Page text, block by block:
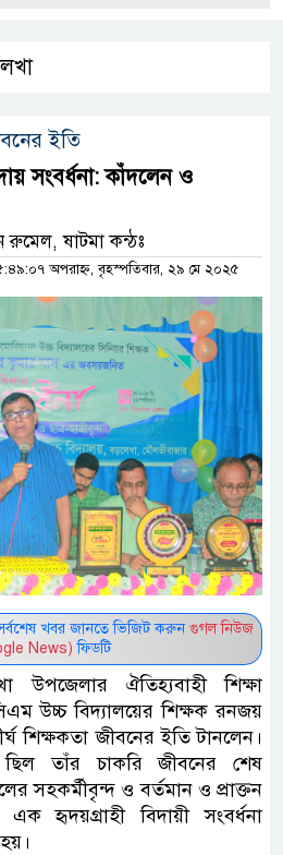
ইতি
সংবর্ধনা: কাঁদলেন ও
ষাটমা কন্ঠঃ
অপরাহ্ন, বৃহস্পতিবার, ২৯ মে ২০২৫
সর্বশেষ খবর জানতে ভিজিট করুন গুগল নিউজ
News) ফিডটি
উপজেলার ঐতিহ্যবাহী শিক্ষা
উচ্চ বিদ্যালয়ের শিক্ষক রনজয়
শিক্ষকতা জীবনের ইতি টানলেন।
তাঁর চাকরি জীবনের শেষ
সহকর্মীবৃন্দ ও বর্তমান ও প্রাক্তন
এক হৃদয়গ্রাহী বিদায়ী সংবর্ধনা